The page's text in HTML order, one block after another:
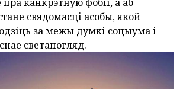
свядомасці асобы, якой
за межы думкі соцыума і
светапогляд.